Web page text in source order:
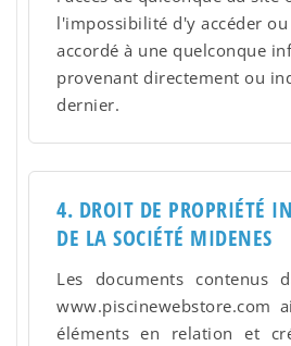
l'impossibilité d'y accéder
accordé à une quelconque
provenant directement ou
dernier.
4. DROIT DE PROPRIÉTÉ
DE LA SOCIÉTÉ MIDENES
Les documents contenus
www.piscinewebstore.com
éléments en relation et